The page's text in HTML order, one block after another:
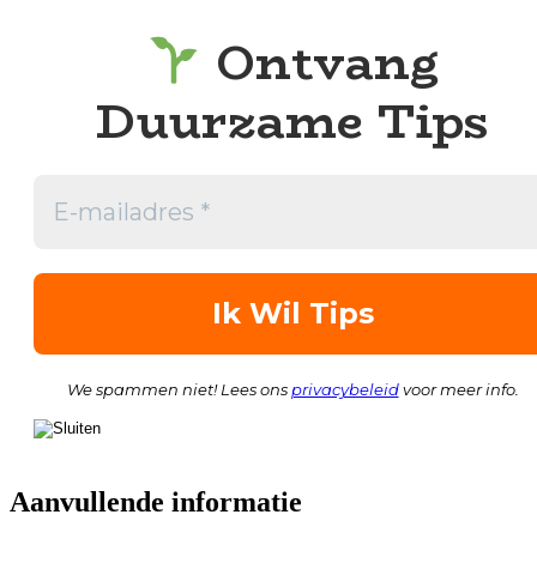
Ontvang
Duurzame Tips
We spammen niet! Lees ons privacybeleidvoor meer info.
Aanvullende informatie